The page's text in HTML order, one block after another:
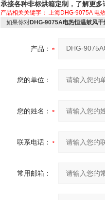
承接各种非标烘箱定制，了解更多
产品相关关键字： 上海DHG-9075A 电
如果你对DHG-9075A电热恒温鼓风干
产品：
您的单位：
您的姓名：
联系电话：
常用邮箱：